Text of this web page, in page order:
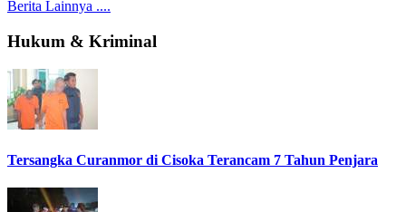
Berita Lainnya ....
Hukum & Kriminal
Tersangka Curanmor di Cisoka Terancam 7 Tahun Penjara